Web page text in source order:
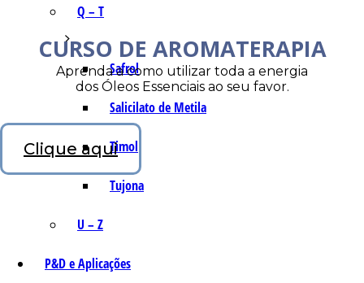
Q – T
Safrol
Salicilato de Metila
Timol
Tujona
U – Z
P&D e Aplicações
CURSO DE AROMATERAPIA
Aprenda a como utilizar toda a energia
dos Óleos Essenciais ao seu favor.
Clique aqui